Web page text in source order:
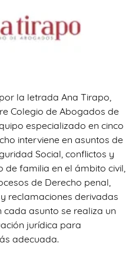
la letrada Ana Tirapo,
Colegio de Abogados de
especializado en cinco
interviene en asuntos de
Social, conflictos y
de familia en el ámbito civil,
de Derecho penal,
reclamaciones derivadas
cada asunto se realiza un
jurídica para
adecuada.